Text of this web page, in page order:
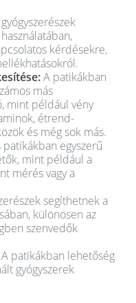
kérdésekre,
A patikákban
más
mint például vény
étrend-
és még sok más.
patikákban egyszerű
mint például a
mérés vagy a
segíthetnek a
különösen az
szenvedők
A patikákban lehetőség
gyógyszerek